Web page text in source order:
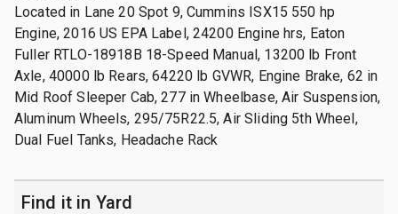
Located in Lane 20 Spot 9, Cummins ISX15 550 hp
Engine, 2016 US EPA Label, 24200 Engine hrs, Eaton
Fuller RTLO-18918B 18-Speed Manual, 13200 lb Front
Axle, 40000 lb Rears, 64220 lb GVWR, Engine Brake, 62 in
Mid Roof Sleeper Cab, 277 in Wheelbase, Air Suspension,
Aluminum Wheels, 295/75R22.5, Air Sliding 5th Wheel,
Dual Fuel Tanks, Headache Rack
Find it in Yard